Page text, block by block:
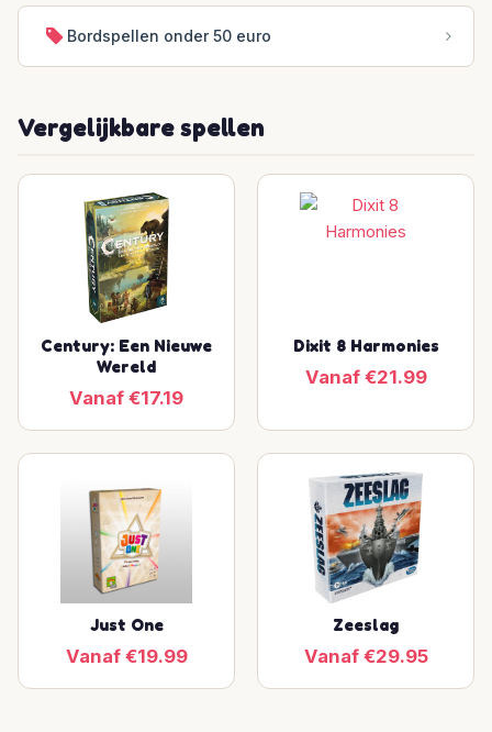
Bordspellen onder 50 euro
Vergelijkbare spellen
Century: Een Nieuwe
Wereld
Vanaf €17.19
Dixit 8 Harmonies
Vanaf €21.99
Just One
Vanaf €19.99
Zeeslag
Vanaf €29.95